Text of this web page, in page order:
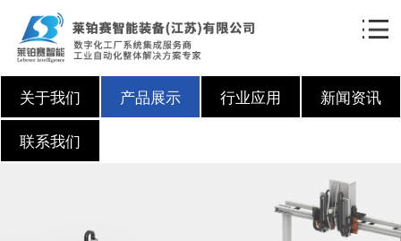
关于我们 产品展示 行业应用 新闻资讯
联系我们